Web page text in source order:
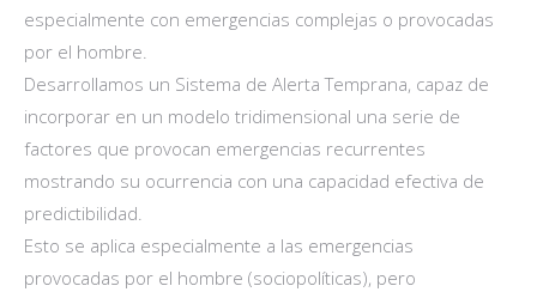
especialmente con emergencias complejas o provocadas
por el hombre.
Desarrollamos un Sistema de Alerta Temprana, capaz de
incorporar en un modelo tridimensional una serie de
factores que provocan emergencias recurrentes
mostrando su ocurrencia con una capacidad efectiva de
predictibilidad.
Esto se aplica especialmente a las emergencias
provocadas por el hombre (sociopolíticas), pero